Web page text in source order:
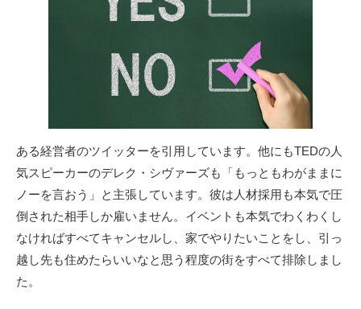
ある経営者のツイッターを引用しています。他にもTEDの人
気スピーカーのデレク・シヴァーズも「もっともわがままに
ノーを言おう」と主張しています。彼は人材採用も本気で圧
倒された相手しか雇いません。イベントも本気でわくわくし
なければすべてキャンセルし、家でやりたいことをし、引っ
越し先も住めたらいいなと思う程度の街をすべて排除しまし
た。